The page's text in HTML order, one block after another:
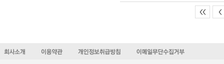
<< <